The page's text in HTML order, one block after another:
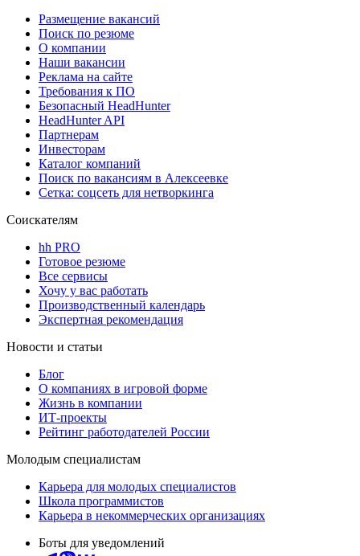
Размещение вакансий
Поиск по резюме
О компании
Наши вакансии
Реклама на сайте
Требования к ПО
Безопасный HeadHunter
HeadHunter API
Партнерам
Инвесторам
Каталог компаний
Поиск по вакансиям в Алексеевке
Сетка: соцсеть для нетворкинга
Соискателям
hh PRO
Готовое резюме
Все сервисы
Хочу у вас работать
Производственный календарь
Экспертная рекомендация
Новости и статьи
Блог
О компаниях в игровой форме
Жизнь в компании
ИТ-проекты
Рейтинг работодателей России
Молодым специалистам
Карьера для молодых специалистов
Школа программистов
Карьера в некоммерческих организациях
Боты для уведомлений